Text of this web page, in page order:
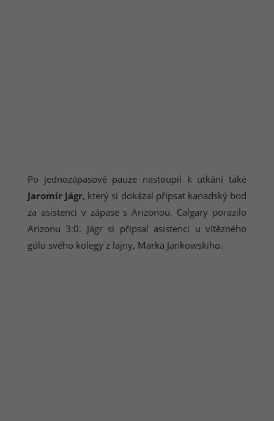
Po jednozápasové pauze nastoupil k utkání také
Jaromír Jágr, který si dokázal připsat kanadský bod
za asistenci v zápase s Arizonou. Calgary porazilo
Arizonu 3:0. Jágr si připsal asistenci u vítězného
gólu svého kolegy z lajny, Marka Jankowskiho.